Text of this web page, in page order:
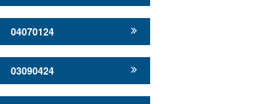
04070124
03090424